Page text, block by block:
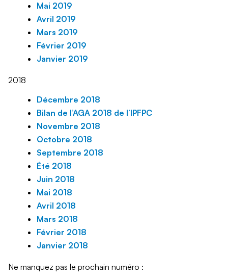
Mai 2019
Avril 2019
Mars 2019
Février 2019
Janvier 2019
2018
Décembre 2018
Bilan de l’AGA 2018 de l’IPFPC
Novembre 2018
Octobre 2018
Septembre 2018
Été 2018
Juin 2018
Mai 2018
Avril 2018
Mars 2018
Février 2018
Janvier 2018
Ne manquez pas le prochain numéro :